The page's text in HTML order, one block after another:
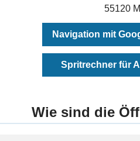
55120
Navigation mit
Spritrechner für
Wie sind die